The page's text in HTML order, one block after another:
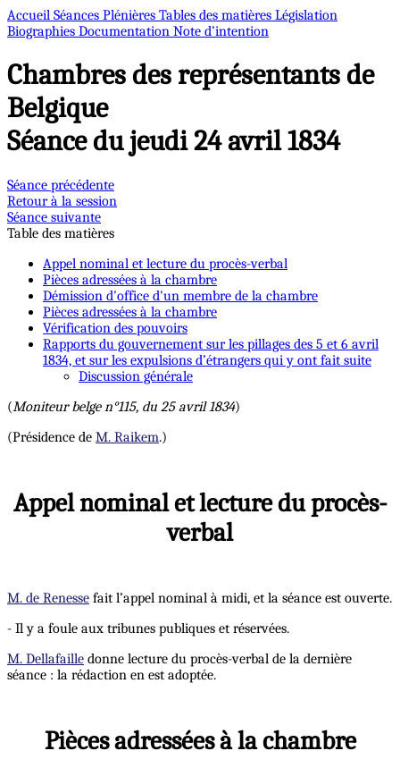
Accueil Séances Plénières Tables des matières Législation
Biographies Documentation Note d’intention
Chambres des représentants de
Belgique
Séance du jeudi 24 avril 1834
Séance précédente
Retour à la session
Séance suivante
Table des matières
Appel nominal et lecture du procès-verbal
Pièces adressées à la chambre
Démission d'office d'un membre de la chambre
Pièces adressées à la chambre
Vérification des pouvoirs
Rapports du gouvernement sur les pillages des 5 et 6 avril
1834, et sur les expulsions d’étrangers qui y ont fait suite
Discussion générale
(Moniteur belge n°115, du 25 avril 1834)
(Présidence de M. Raikem.)
Appel nominal et lecture du procès-
verbal
M. de Renesse fait l’appel nominal à midi, et la séance est ouverte.
- Il y a foule aux tribunes publiques et réservées.
M. Dellafaille donne lecture du procès-verbal de la dernière
séance : la rédaction en est adoptée.
Pièces adressées à la chambre